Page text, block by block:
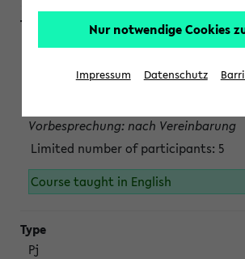
Projektmodul "Bakterielle
Persönliche Anmeldung beim
Vorbesprechung: nach Vereinbarung
Limited number of participants: 5
Course taught in English
Pj
Nur notwendige Cookies
Impressum Datenschutz